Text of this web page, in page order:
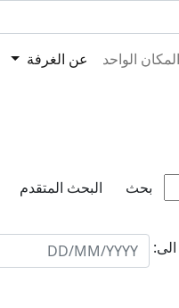
الواحد عن الغرفة
البحث المتقدم
الى: